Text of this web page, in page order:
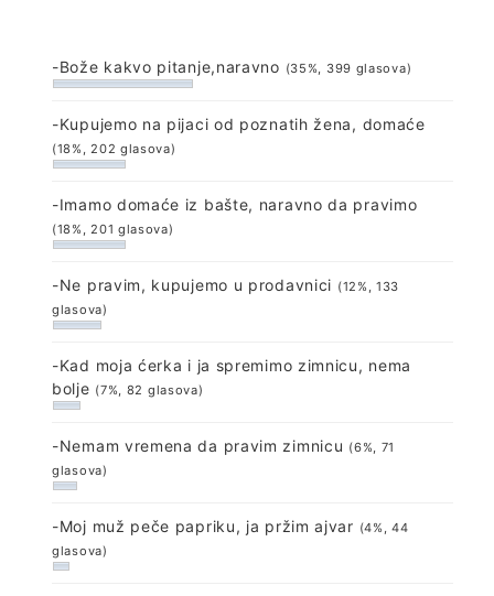
-Bože kakvo pitanje,naravno (35%, 399 glasova)
-Kupujemo na pijaci od poznatih žena, domaće
(18%, 202 glasova)
-Imamo domaće iz bašte, naravno da pravimo
(18%, 201 glasova)
-Ne pravim, kupujemo u prodavnici (12%, 133
glasova)
-Kad moja ćerka i ja spremimo zimnicu, nema
bolje (7%, 82 glasova)
-Nemam vremena da pravim zimnicu (6%, 71
glasova)
-Moj muž peče papriku, ja pržim ajvar (4%, 44
glasova)